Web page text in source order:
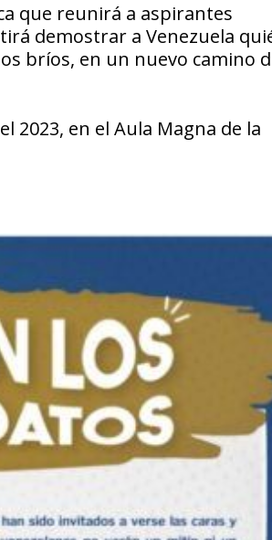
que reunirá a aspirantes
demostrar a Venezuela
bríos, en un nuevo camino
2023, en el Aula Magna de la